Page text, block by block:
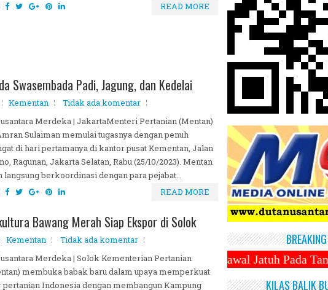
READ MORE
Swasembada Padi, Jagung, dan Kedelai
Kementan
Tidak ada komentar
Merdeka | JakartaMenteri Pertanian (Mentan)
Sulaiman memulai tugasnya dengan penuh
di hari pertamanya di kantor pusat Kementan, Jalan
Ragunan, Jakarta Selatan, Rabu (25/10/2023). Mentan
langsung berkoordinasi dengan para pejabat...
READ MORE
Bawang Merah Siap Ekspor di Solok
Kementan
Tidak ada komentar
Merdeka | Solok Kementerian Pertanian
membuka babak baru dalam upaya memperkuat
Indonesia dengan membangun Kampung
1 Maret 2025 ~||~ 1 Syawal Jatuh Pada Tanggal 31
KILAS BALIK